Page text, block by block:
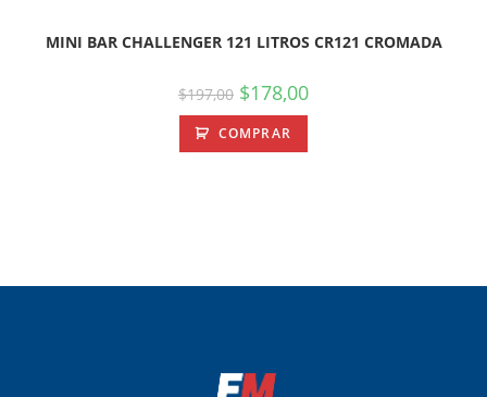
MINI BAR CHALLENGER 121 LITROS CR121 CROMADA
$197,00 $178,00
COMPRAR